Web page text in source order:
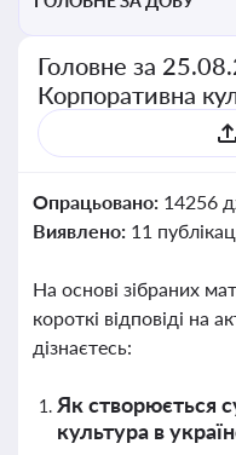
Головне за
Корпоративна
Опрацьовано: 14256
Виявлено: 11
На основі зібраних
короткі відповіді на
дізнаєтесь:
Як створюється
культура в